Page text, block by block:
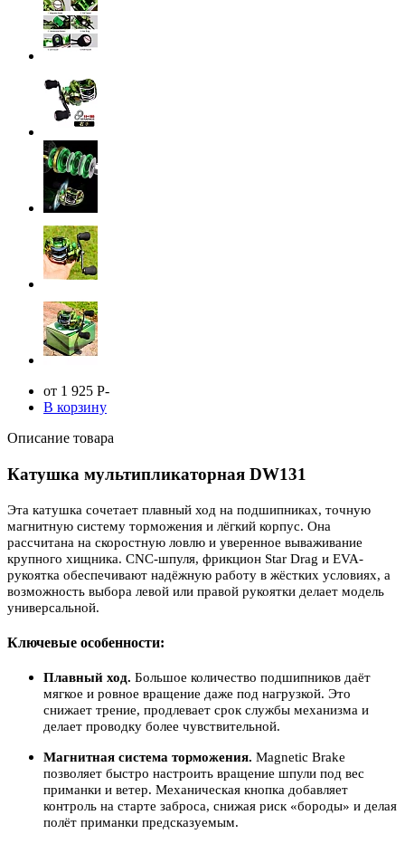
от 1 925 Р-
В корзину
Описание товара
Катушка мультипликаторная DW131
Эта катушка сочетает плавный ход на подшипниках, точную
магнитную систему торможения и лёгкий корпус. Она
рассчитана на скоростную ловлю и уверенное вываживание
крупного хищника. CNC-шпуля, фрикцион Star Drag и EVA-
рукоятка обеспечивают надёжную работу в жёстких условиях, а
возможность выбора левой или правой рукоятки делает модель
универсальной.
Ключевые особенности:
Плавный ход. Большое количество подшипников даёт
мягкое и ровное вращение даже под нагрузкой. Это
снижает трение, продлевает срок службы механизма и
делает проводку более чувствительной.
Магнитная система торможения. Magnetic Brake
позволяет быстро настроить вращение шпули под вес
приманки и ветер. Механическая кнопка добавляет
контроль на старте заброса, снижая риск «бороды» и делая
полёт приманки предсказуемым.